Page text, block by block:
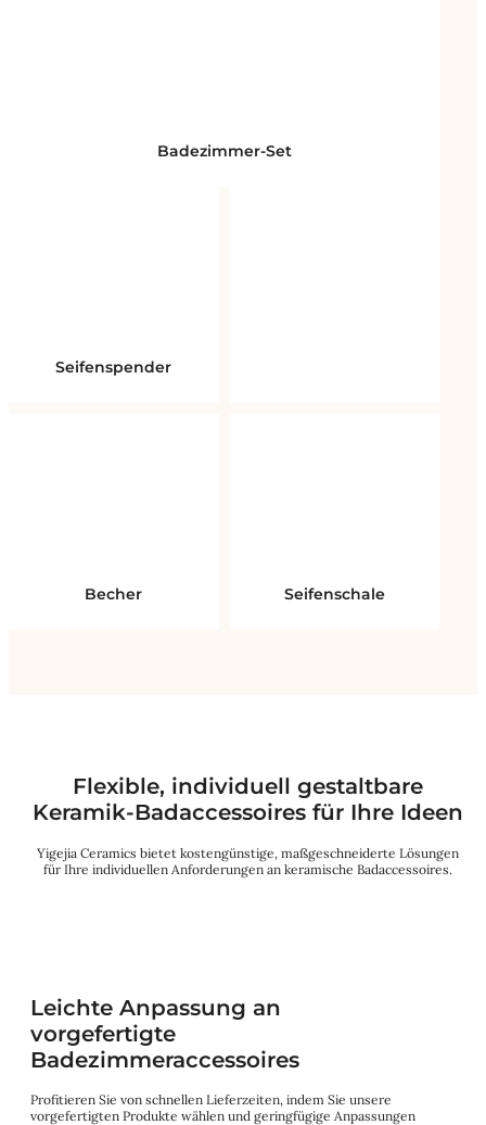
Badezimmer-Set
Seifenspender
Becher Seifenschale
Flexible, individuell gestaltbare
Keramik-Badaccessoires für Ihre Ideen
Yigejia Ceramics bietet kostengünstige, maßgeschneiderte Lösungen
für Ihre individuellen Anforderungen an keramische Badaccessoires.
Leichte Anpassung an
vorgefertigte
Badezimmeraccessoires
Profitieren Sie von schnellen Lieferzeiten, indem Sie unsere
vorgefertigten Produkte wählen und geringfügige Anpassungen